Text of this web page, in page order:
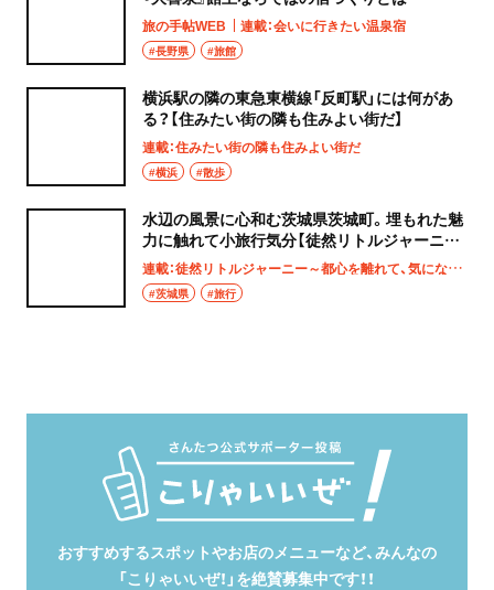
旅の手帖WEB 連載：会いに行きたい温泉宿
#長野県 #旅館
横浜駅の隣の東急東横線「反町駅」には何があ
る？【住みたい街の隣も住みよい街だ】
連載：住みたい街の隣も住みよい街だ
#横浜 #散歩
水辺の風景に心和む茨城県茨城町。埋もれた魅
力に触れて小旅行気分【徒然リトルジャーニ
ー】
連載：徒然リトルジャーニー～都心を離れて、気になる土地へ
#茨城県 #旅行
おすすめするスポットやお店のメニューなど、みんなの
「こりゃいいぜ！」を絶賛募集中です！！